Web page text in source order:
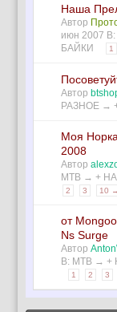
Наша
Автор
июн 2007 В:
БАЙКИ
1
Автор
РАЗНОЕ →
Моя
2008
Автор
MTB → +
2
3 10 →
от
Ns Surge
Автор
В: MTB → +
1 2 3